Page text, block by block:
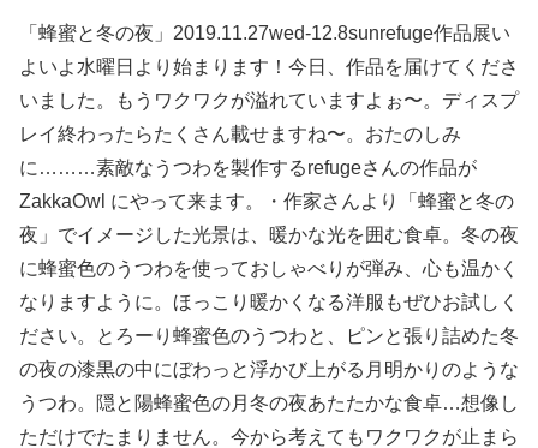
「蜂蜜と冬の夜」2019.11.27wed-12.8sunrefuge作品展い
よいよ水曜日より始まります！今日、作品を届けてくださ
いました。もうワクワクが溢れていますよぉ〜。ディスプ
レイ終わったらたくさん載せますね〜。おたのしみ
に︎………素敵なうつわを製作するrefugeさんの作品が
ZakkaOwl にやって来ます。・作家さんより「蜂蜜と冬の
夜」でイメージした光景は、暖かな光を囲む食卓。冬の夜
に蜂蜜色のうつわを使っておしゃべりが弾み、心も温かく
なりますように。ほっこり暖かくなる洋服もぜひお試しく
ださい。とろーり蜂蜜色のうつわと、ピンと張り詰めた冬
の夜の漆黒の中にぼわっと浮かび上がる月明かりのような
うつわ。隠と陽蜂蜜色の月冬の夜あたたかな食卓…想像し
ただけでたまりません。今から考えてもワクワクが止まら